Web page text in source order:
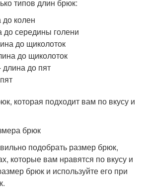
типов длин брюк:
до колен
середины голени
до щиколоток
до щиколоток
до пят
которая подходит вам по вкусу и
брюк
подобрать размер брюк,
которые вам нравятся по вкусу и
брюк и используйте его при